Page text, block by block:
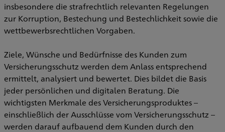
insbesondere die strafrechtlich relevanten Regelungen
zur Korruption, Bestechung und Bestechlichkeit sowie die
wettbewerbsrechtlichen Vorgaben.
Ziele, Wünsche und Bedürfnisse des Kunden zum
Versicherungsschutz werden dem Anlass entsprechend
ermittelt, analysiert und bewertet. Dies bildet die Basis
jeder persönlichen und digitalen Beratung. Die
wichtigsten Merkmale des Versicherungsproduktes –
einschließlich der Ausschlüsse vom Versicherungsschutz –
werden darauf aufbauend dem Kunden durch den